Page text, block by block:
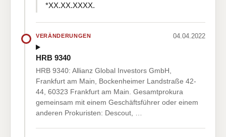
*XX.XX.XXXX.
VERÄNDERUNGEN 04.04.2022
HRB 9340
HRB 9340: Allianz Global Investors GmbH,
Frankfurt am Main, Bockenheimer Landstraße 42-
44, 60323 Frankfurt am Main. Gesamtprokura
gemeinsam mit einem Geschäftsführer oder einem
anderen Prokuristen: Descout, …